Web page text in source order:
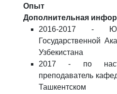
Опыт
Дополнительная
2016-2017 -
Государственной
Узбекистана
2017 - по
преподаватель
Ташкентском